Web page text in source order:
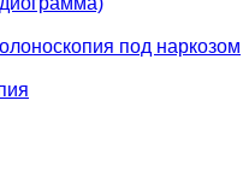
под наркозом